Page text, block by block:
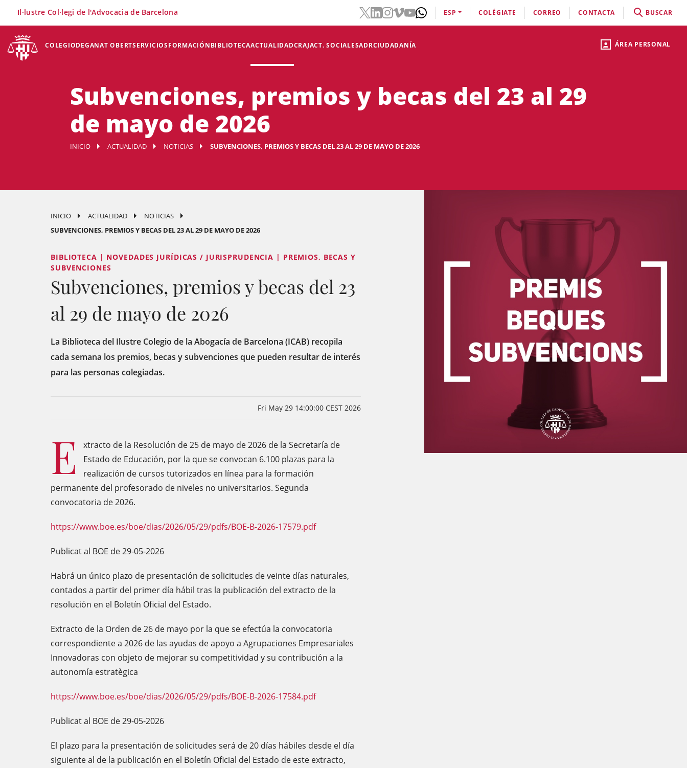
ÁREA PERSONAL
COLEGIODEGANAT OBERTSERVICIOSFORMACIÓNBIBLIOTECAACTUALIDADCRAJACT. SOCIALESADRCIUDADANÍA
Il·lustre Col·legi de l'Advocacia de Barcelona ESP COLÉGIATE CORREO CONTACTA BUSCAR
Subvenciones, premios y becas del 23 al 29
de mayo de 2026
INICIO ACTUALIDAD NOTICIAS SUBVENCIONES, PREMIOS Y BECAS DEL 23 AL 29 DE MAYO DE 2026
INICIO ACTUALIDAD
NOTICIAS
SUBVENCIONES, PREMIOS Y BECAS DEL 23 AL 29 DE MAYO DE 2026
BIBLIOTECA | NOVEDADES JURÍDICAS / JURISPRUDENCIA | PREMIOS, BECAS Y
SUBVENCIONES
Subvenciones, premios y becas del 23
al 29 de mayo de 2026
La Biblioteca del Ilustre Colegio de la Abogacía de Barcelona (ICAB) recopila
cada semana los premios, becas y subvenciones que pueden resultar de interés
para las personas colegiadas.
Fri May 29 14:00:00 CEST 2026
E
xtracto de la Resolución de 25 de mayo de 2026 de la Secretaría de
Estado de Educación, por la que se convocan 6.100 plazas para la
realización de cursos tutorizados en línea para la formación
permanente del profesorado de niveles no universitarios. Segunda
convocatoria de 2026.
https://www.boe.es/boe/dias/2026/05/29/pdfs/BOE-B-2026-17579.pdf
Publicat al BOE de 29-05-2026
Habrá un único plazo de presentación de solicitudes de veinte días naturales,
contados a partir del primer día hábil tras la publicación del extracto de la
resolución en el Boletín Oficial del Estado.
Extracto de la Orden de 26 de mayo por la que se efectúa la convocatoria
correspondiente a 2026 de las ayudas de apoyo a Agrupaciones Empresariales
Innovadoras con objeto de mejorar su competitividad y su contribución a la
autonomía estratègica
https://www.boe.es/boe/dias/2026/05/29/pdfs/BOE-B-2026-17584.pdf
Publicat al BOE de 29-05-2026
El plazo para la presentación de solicitudes será de 20 días hábiles desde el día
siguiente al de la publicación en el Boletín Oficial del Estado de este extracto,